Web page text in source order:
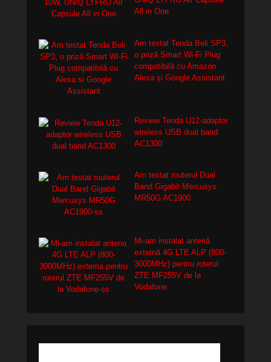
All in One
Am testat Tenda Beli SP3,
o priză Smart Wi-Fi Plug
compatibilă cu Amazon
Alexa și Google Assistant
Review Tenda U12-adaptor
wireless USB dual band
AC1300
Am testat routerul Dual
Band Gigabit Mercusys
MR50G AC1900
Mi-am instalat antenă
externă 4G LTE ALP (800-
3000MHz) pentru roterul
ZTE MF255V de la
Vodafone